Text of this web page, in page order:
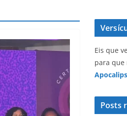
Eis que
para que
Posts